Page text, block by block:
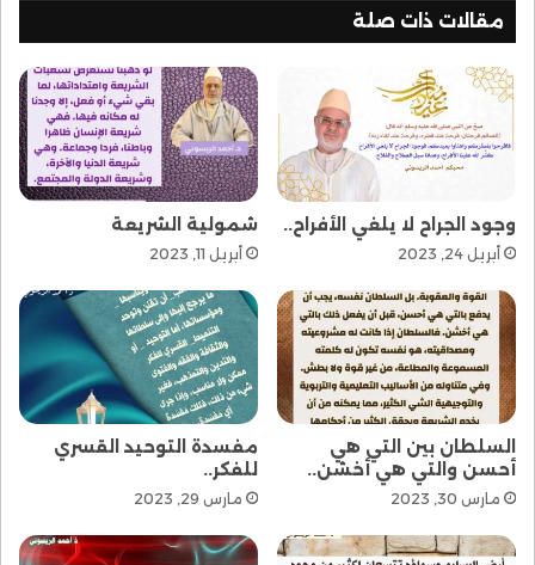
الريسوني العالمي نتذكر
مقالات ذات صلة
وجود الجراح لا يلغي الأفراح..
أبريل 24, 2023
شمولية الشريعة
أبريل 11, 2023
السلطان بين التي هي
أحسن والتي هي أخشن..
مارس 30, 2023
مفسدة التوحيد القسري
للفكر..
مارس 29, 2023